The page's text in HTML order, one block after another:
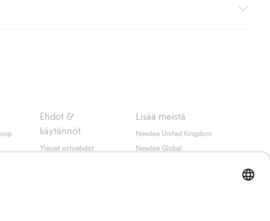
(ei koske kotiinkuljetusta). Toimituskulut
Ehdot &
käytännöt
Yleiset ostoehdot
Lisää meistä
Newbie United Kingdom
Newbie Global